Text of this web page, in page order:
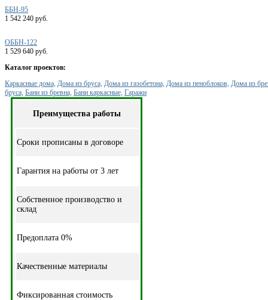
ББН-95
1 542 240 руб.
ОББН-122
1 529 640 руб.
Каталог проектов:
Каркасные дома, Дома из бруса, Дома из газобетона, Дома из пеноблоков, Дома из
бруса, Бани из бревна, Бани каркасные, Гаражи
Преимущества работы
Cроки прописаны в договоре
Гарантия на работы от 3 лет
Собственное производство и
склад
Предоплата 0%
Качественные материалы
Фиксированная стоимость